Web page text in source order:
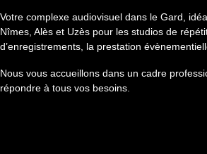
Votre complexe audiovisuel dans le Gard,
Nîmes, Alès et Uzès pour les studios de
d’enregistrements, la prestation
Nous vous accueillons dans un cadre
répondre à tous vos besoins.